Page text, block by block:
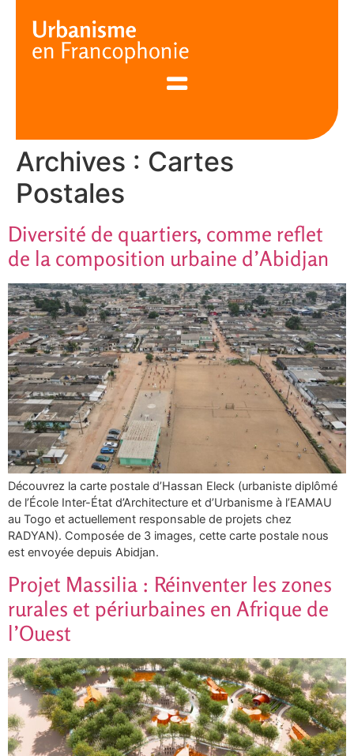
Archives : Cartes
Postales
Diversité de quartiers, comme reflet
de la composition urbaine d’Abidjan
Découvrez la carte postale d’Hassan Eleck (urbaniste diplômé
de l’École Inter-État d’Architecture et d’Urbanisme à l’EAMAU
au Togo et actuellement responsable de projets chez
RADYAN). Composée de 3 images, cette carte postale nous
est envoyée depuis Abidjan.
Projet Massilia : Réinventer les zones
rurales et périurbaines en Afrique de
l’Ouest